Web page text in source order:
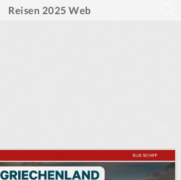
Reisen 2025 Web